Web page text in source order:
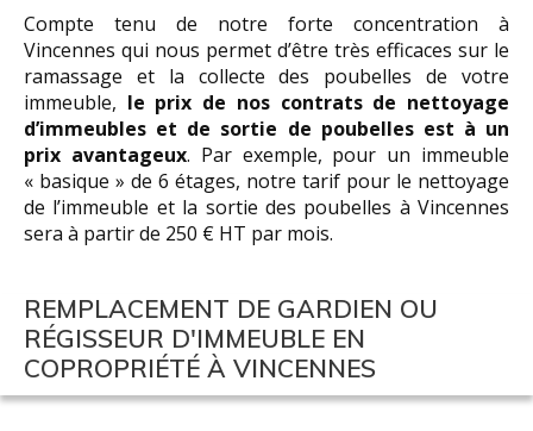
Compte tenu de notre forte concentration à
Vincennes qui nous permet d’être très efficaces sur le
ramassage et la collecte des poubelles de votre
immeuble, le prix de nos contrats de nettoyage
d’immeubles et de sortie de poubelles est à un
prix avantageux. Par exemple, pour un immeuble
« basique » de 6 étages, notre tarif pour le nettoyage
de l’immeuble et la sortie des poubelles à Vincennes
sera à partir de 250 € HT par mois.
REMPLACEMENT DE GARDIEN OU
RÉGISSEUR D'IMMEUBLE EN
COPROPRIÉTÉ À VINCENNES